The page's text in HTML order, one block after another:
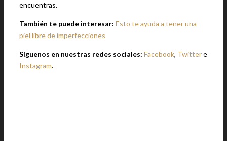
encuentras.
También te puede interesar: Esto te ayuda a tener una
piel libre de imperfecciones
Síguenos en nuestras redes sociales: Facebook, Twittere
Instagram.